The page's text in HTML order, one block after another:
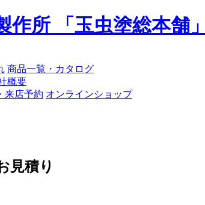
商品一覧・カタログ
概要
来店予約 オンラインショップ
見積り